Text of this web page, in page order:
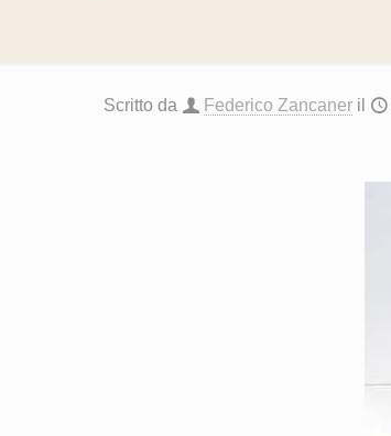
Scritto da Federico Zancaner il